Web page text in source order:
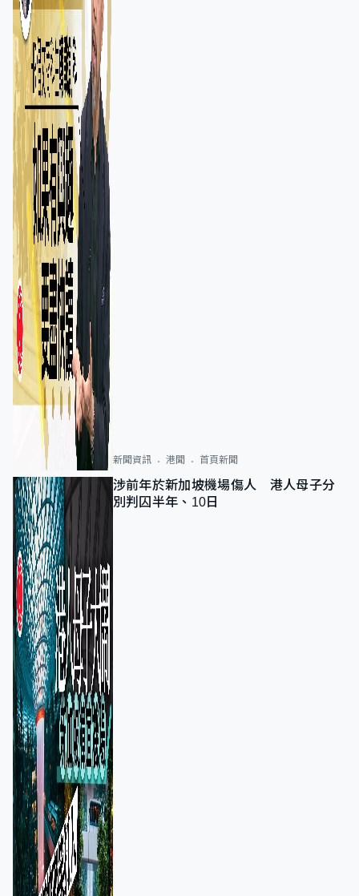
新聞資訊 港聞 首頁新聞
涉前年於新加坡機場傷人 港人母子分
別判囚半年、10日